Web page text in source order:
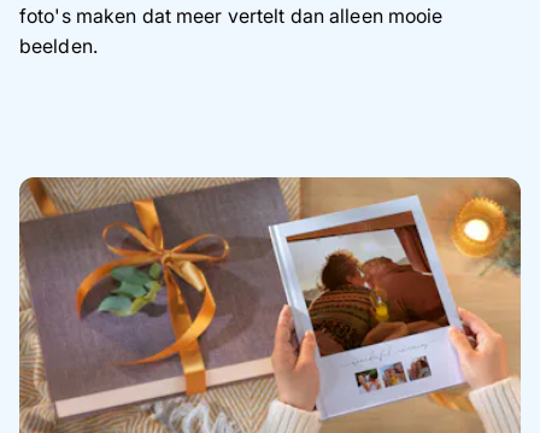
foto's maken dat meer vertelt dan alleen mooie
beelden.